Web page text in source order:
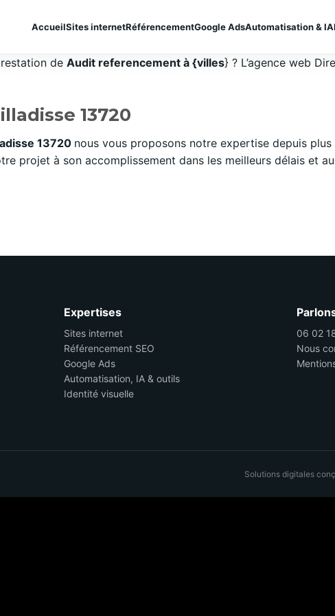
AccueilSites internetRéférencementGoogle AdsAutomatisation & IA
de Audit referencement à {villes} ? L’agence web
13720
13720 nous vous proposons notre expertise depuis plus
projet à son accomplissement dans les meilleurs délais et
Expertises
Sites internet
Référencement SEO
Google Ads
Automatisation, IA & outils
Identité visuelle
06 02
Nous
Solutions digitales